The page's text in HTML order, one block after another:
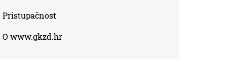
Pristupačnost
O www.gkzd.hr